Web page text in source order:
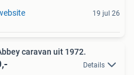
19 jul 26
caravan uit 1972.
Details